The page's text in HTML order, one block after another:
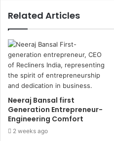
Related Articles
Neeraj Bansal first
Generation Entrepreneur-
Engineering Comfort
2 weeks ago